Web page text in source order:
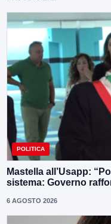
POLITICA
Mastella all’Usapp:
sistema: Governo
6 AGOSTO 2026